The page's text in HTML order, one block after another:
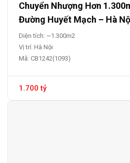
Chuyển Nhượng Hơn
Đường Huyết Mạch – Hà
Diện tích: ~1.300m2
Vị trí: Hà Nội
Mã: CB1242(1093)
1.700 tỷ